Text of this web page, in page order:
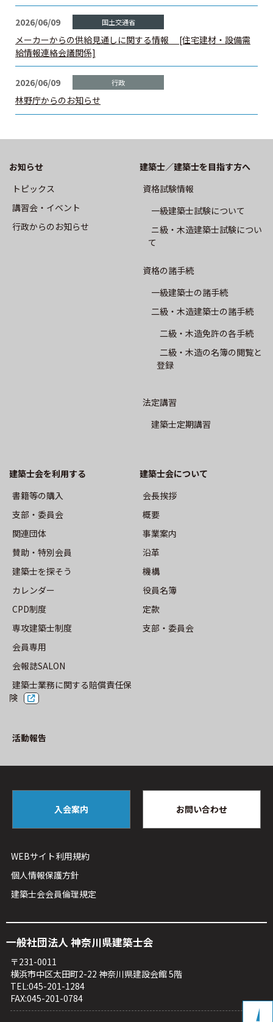
書籍等の購⼊
⽀部・委員会
関連団体
賛助・特別会員
CPD制度
建築士業務に関する賠償責任保険
沿革
機構
定款
⽀部・委員会
活動報告
トップ
2026/06/09
メーカーからの供給見通しに関する情報 [住宅建材・設備需
給情報連絡会議関係]
2026/06/09
林野庁からのお知らせ
お知らせ
トピックス
講習会・イベント
⾏政からのお知らせ
建築士／建築士を目指す方へ
資格試験情報
⼀級建築⼠試験について
ニ級・⽊造建築⼠試験につい
て
資格の諸手続
一級建築士の諸手続
二級・木造建築士の諸手続
二級・木造免許の各手続
二級・木造の名簿の閲覧と
登録
法定講習
建築士定期講習
建築士会を利用する
書籍等の購⼊
⽀部・委員会
関連団体
賛助・特別会員
建築士を探そう
カレンダー
CPD制度
専攻建築士制度
会員専用
会報誌SALON
建築士業務に関する賠償責任保
険
建築⼠会について
会長挨拶
概要
事業案内
沿革
機構
役員名簿
定款
⽀部・委員会
活動報告
入会案内 お問い合わせ
WEBサイト利⽤規約
個人情報保護方針
建築⼠会会員倫理規定
⼀般社団法⼈ 神奈川県建築⼠会
〒231-0011
横浜市中区太⽥町2-22 神奈川県建設会館 5階
TEL:045-201-1284
FAX:045-201-0784